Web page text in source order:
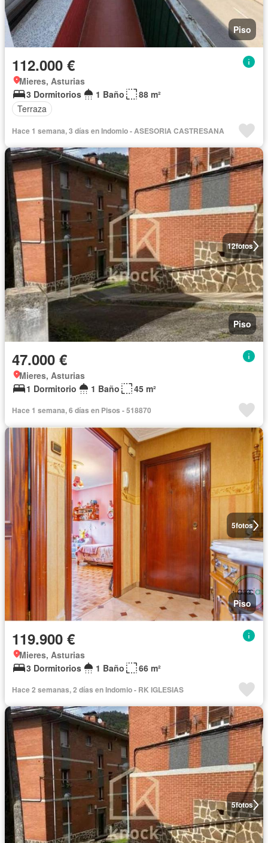
Piso
112.000 €
Mieres, Asturias
3 Dormitorios
1 Baño
88 m²
Terraza
Hace 1 semana, 3 días en Indomio - ASESORIA CASTRESANA
12fotos
Piso
47.000 €
Mieres, Asturias
1 Dormitorio
1 Baño 45 m²
Hace 1 semana, 6 días en Pisos - 518870
5fotos
Piso
119.900 €
Mieres, Asturias
3 Dormitorios
1 Baño 66 m²
Hace 2 semanas, 2 días en Indomio - RK IGLESIAS
5fotos